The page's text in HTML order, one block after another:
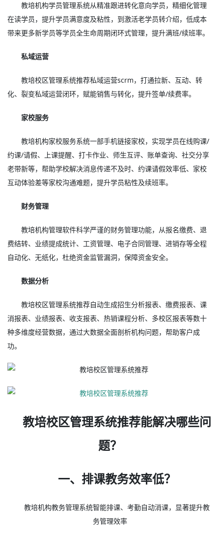
教培机构学员管理系统从精准跟进转化意向学员，精细化管理
在读学员，提升学员满意度及粘性，到激活老学员转介绍，低成本
带来更多新学员等学员全生命周期闭环式管理，提升满班/续班率。
私域运营
教培校区管理系统推荐私域运营scrm，打通拉新、互动、转
化、裂变私域运营闭环，赋能销售与转化，提升签单/续费率。
家校服务
教培机构家校服务系统一部手机链接家校，实现学员在线购课/
约课/请假、上课提醒、打卡作业、师生互评、账单查询、社交分享
老带新等，帮助学校解决消息传递不及时、约课请假效率低、家校
互动体验差等家校沟通难题，提升学员粘性及续班率。
财务管理
教培机构管理软件科学严谨的财务管理功能，从报名缴费、退
费结转、业绩提成统计、工资管理、电子合同管理、进销存等全程
自动化、无纸化，杜绝资金监管漏洞，保障资金安全。
数据分析
教培校区管理系统推荐自动生成招生分析报表、缴费报表、课
消报表、业绩报表、收支报表、热销课程分析、多校区报表等数十
种多维度经营数据，通过大数据全面剖析机构问题，帮助客户成
功。
教培校区管理系统推荐能解决哪些问
题？
一、排课教务效率低？
教培机构教务管理系统智能排课、考勤自动消课，显著提升教
务管理效率